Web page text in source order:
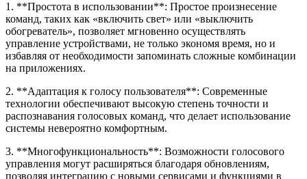
1. **Простота в использовании**: Простое произнесение
команд, таких как «включить свет» или «выключить
обогреватель», позволяет мгновенно осуществлять
управление устройствами, не только экономя время, но и
избавляя от необходимости запоминать сложные комбинации
на приложениях.
2. **Адаптация к голосу пользователя**: Современные
технологии обеспечивают высокую степень точности и
распознавания голосовых команд, что делает использование
системы невероятно комфортным.
3. **Многофункциональность**: Возможности голосового
управления могут расширяться благодаря обновлениям,
позволяя интеграцию с новыми сервисами и функциями в